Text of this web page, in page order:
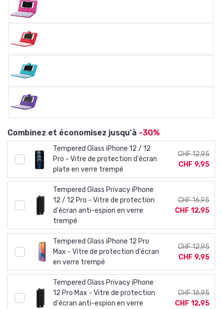
Combinez et économisez jusqu'à -30%
Tempered Glass iPhone 12 / 12
Pro - Vitre de protection d'écran
plate en verre trempé
CHF 12,95
CHF 9,95
Tempered Glass Privacy iPhone
12 / 12 Pro - Vitre de protection
d'écran anti-espion en verre
trempé
CHF 16,95
CHF 12,95
Tempered Glass iPhone 12 Pro
Max - Vitre de protection d'écran
en verre trempé
CHF 12,95
CHF 9,95
Tempered Glass Privacy iPhone
12 Pro Max - Vitre de protection
d'écran anti-espion en verre
CHF 16,95
CHF 12,95